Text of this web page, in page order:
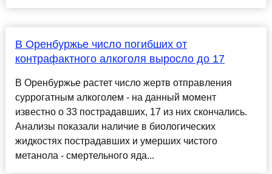
В Оренбуржье число погибших от
контрафактного алкоголя выросло до 17
В Оренбуржье растет число жертв отправления
суррогатным алкоголем - на данный момент
известно о 33 пострадавших, 17 из них скончались.
Анализы показали наличие в биологических
жидкостях пострадавших и умерших чистого
метанола - смертельного яда...